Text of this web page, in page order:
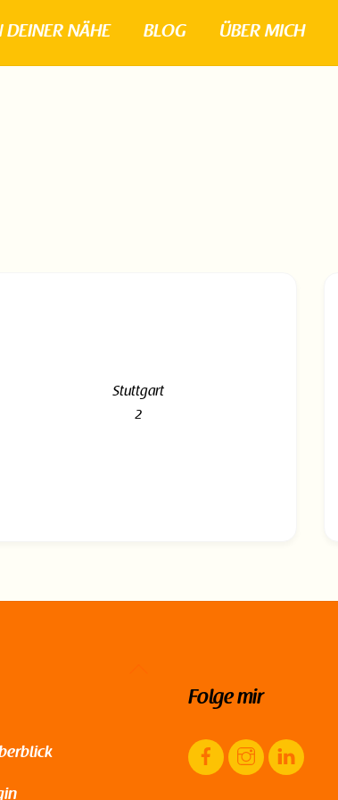
DEINER NÄHE BLOG ÜBER MICH
Stuttgart
2
Folge mir
FacebookInstagram